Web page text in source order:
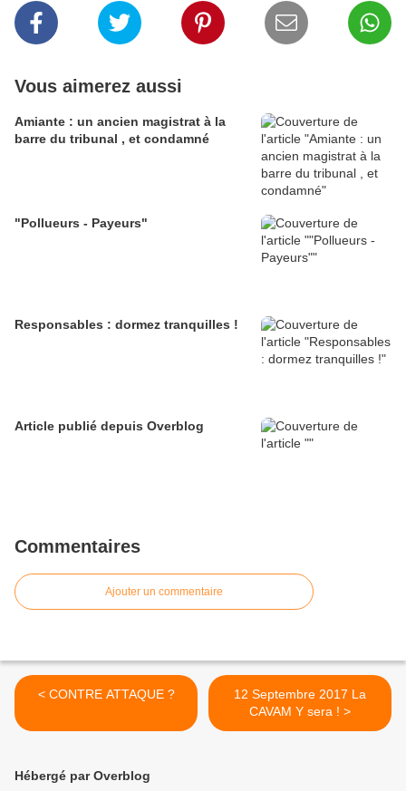
Vous aimerez aussi
Amiante : un ancien magistrat à la
barre du tribunal , et condamné
"Pollueurs - Payeurs"
Responsables : dormez tranquilles !
Article publié depuis Overblog
Commentaires
Ajouter un commentaire
< CONTRE ATTAQUE ?
12 Septembre 2017 La
CAVAM Y sera ! >
Hébergé par Overblog